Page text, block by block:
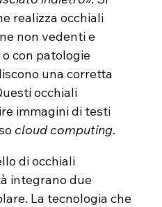
realizza occhiali
non vedenti e
con patologie
una corretta
occhiali
immagini di testi
cloud computing.
di occhiali
integrano due
La tecnologia che